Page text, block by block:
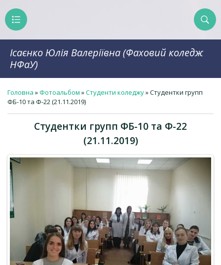
Ісаєнко Юлія Валеріївна (Фаховий коледж
НФаУ)
Головна »Фотоальбом »Студенти коледжу» Студентки групп
ФБ-10 та Ф-22 (21.11.2019)
Студентки групп ФБ-10 та Ф-22
(21.11.2019)